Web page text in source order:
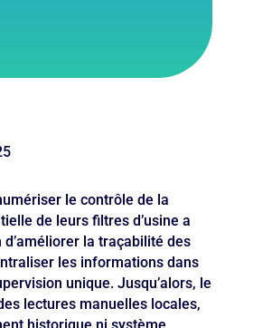
le contrôle de la
de leurs filtres d’usine a
la traçabilité des
les informations dans
unique. Jusqu’alors, le
lectures manuelles locales,